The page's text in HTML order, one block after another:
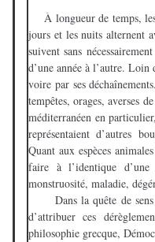
À longueur de temps, les
jours et les nuits alternent
suivent sans
d’une année à l’autre.
voire par ses
tempêtes, orages, averses
méditerranéen en
représentaient d’autres
Quant aux espèces
faire à l’identique
monstruosité, maladie,
Dans la quête de sens
d’attribuer ces
philosophie grecque,